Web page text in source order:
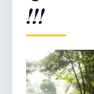
!!!